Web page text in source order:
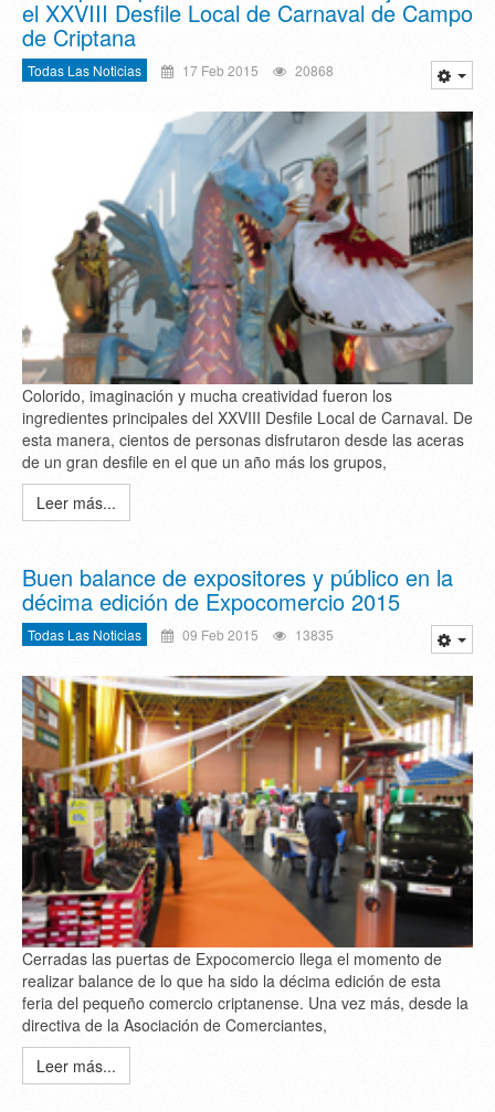
el XXVIII Desfile Local de Carnaval de Campo
de Criptana
Todas Las Noticias 17 Feb 2015 20868
Colorido, imaginación y mucha creatividad fueron los
ingredientes principales del XXVIII Desfile Local de Carnaval. De
esta manera, cientos de personas disfrutaron desde las aceras
de un gran desfile en el que un año más los grupos,
Leer más...
Buen balance de expositores y público en la
décima edición de Expocomercio 2015
Todas Las Noticias 09 Feb 2015 13835
Cerradas las puertas de Expocomercio llega el momento de
realizar balance de lo que ha sido la décima edición de esta
feria del pequeño comercio criptanense. Una vez más, desde la
directiva de la Asociación de Comerciantes,
Leer más...